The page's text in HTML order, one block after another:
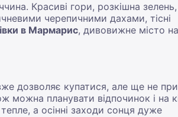
Красиві гори, розкішна зелень,
черепичними дахами, тісні
в Мармарис, дивовижне місто на
дозволяє купатися, але ще не
планувати відпочинок і на
а осінні заходи сонця дуже